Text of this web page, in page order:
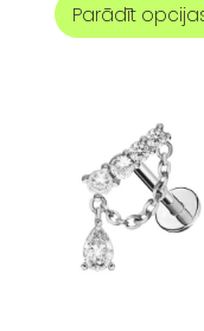
Parādīt